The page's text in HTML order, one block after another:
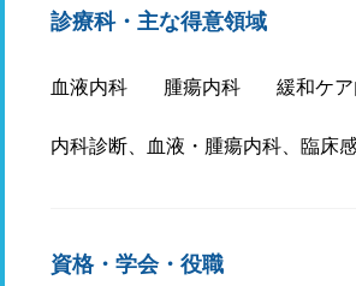
診療科・主な得意領域
血液内科 腫瘍内科 緩和ケ
内科診断、血液・腫瘍内科、臨床
資格・学会・役職